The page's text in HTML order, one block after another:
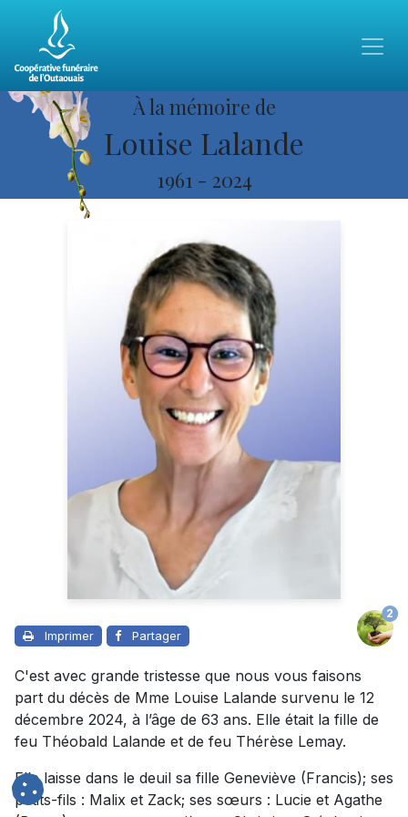
À la mémoire de
Louise Lalande
1961 - 2024
Imprimer Partager
2
C'est avec grande tristesse que nous vous faisons
part du décès de Mme Louise Lalande survenu le 12
décembre 2024, à l’âge de 63 ans. Elle était la fille de
feu Théobald Lalande et de feu Thérèse Lemay.
Elle laisse dans le deuil sa fille Geneviève (Francis); ses
petits-fils : Malix et Zack; ses sœurs : Lucie et Agathe